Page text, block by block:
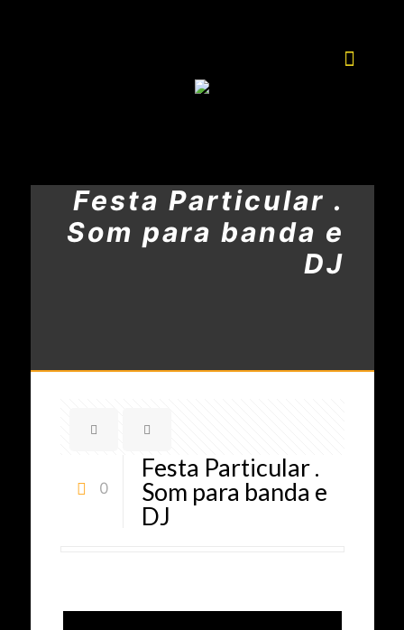
Festa Particular .
Som para banda e
DJ
0
Festa Particular .
Som para banda e
DJ